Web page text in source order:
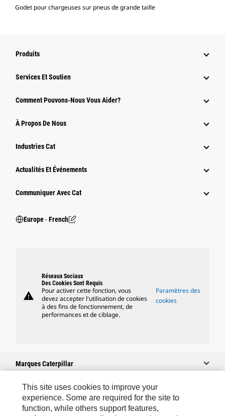
Godet pour chargeuses sur pneus de grande taille
Produits
Services Et Soutien
Comment Pouvons-Nous Vous Aider?
À Propos De Nous
Industries Cat
Actualités Et Événements
Communiquer Avec Cat
Europe ‧ French
warning
Réseaux Sociaux
Des Cookies Sont Requis
Pour activer cette fonction, vous
devez accepter l'utilisation de cookies
à des fins de fonctionnement, de
performances et de ciblage.
Paramètres des
cookies
Marques Caterpillar
Caterpillar.com
This site uses cookies to improve your
experience. Some are required for the site to
function, while others support features,